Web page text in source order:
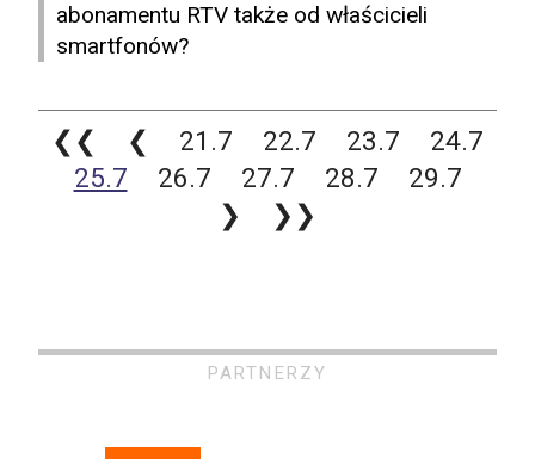
abonamentu RTV także od właścicieli
smartfonów?
❮❮ ❮ 21.7 22.7 23.7
24.7
25.7
26.7 27.7 28.7
29.7
❯
❯❯
PARTNERZY